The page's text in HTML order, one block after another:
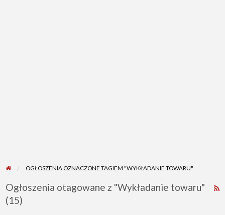
OGŁOSZENIA OZNACZONE TAGIEM "WYKŁADANIE TOWARU"
Ogłoszenia otagowane z "Wykładanie towaru"
(15)